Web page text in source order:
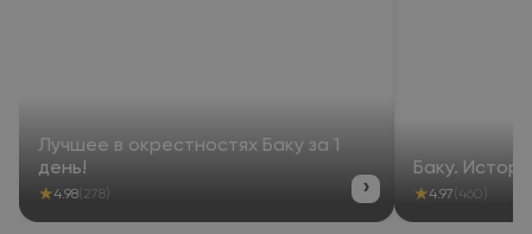
Лучшее в окрестностях Баку за 1
день!
★4.98 (278) ›
Баку.
★4.97 (460)